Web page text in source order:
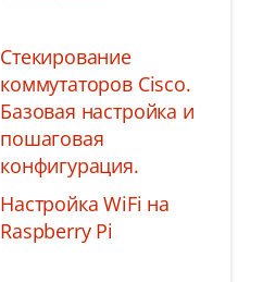
Стекирование
коммутаторов Cisco.
Базовая настройка и
пошаговая
конфигурация.
Настройка WiFi на
Raspberry Pi